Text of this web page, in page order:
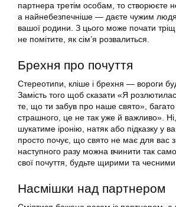
партнера третім особам, то створюєте
а найнебезпечніше — даєте чужим
вашої родини. З цього може почати
не помітите, як сім’я розвалиться.
Брехня про почуття
Стереотипи, кліше і брехня — вороги
Замість того щоб сказати «Я
те, що ти забув про наше свято», багато
страшного, це не так уже й важливо».
шукатиме іронію, натяк або підказку у
просто почує, що свято не має для вас
наступного разу можна вчинити так
свої почуття, будьте щирими та
Насмішки над партнером